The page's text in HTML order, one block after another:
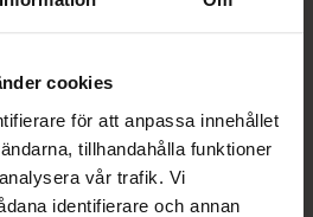
cookies
för att anpassa innehållet
tillhandahålla funktioner
vår trafik. Vi
identifierare och annan